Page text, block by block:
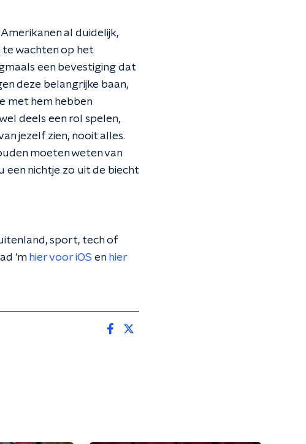
al duidelijk,
te wachten op het
een bevestiging dat
deze belangrijke baan,
met hem hebben
deels een rol spelen,
jezelf zien, nooit alles.
moeten weten van
een nichtje zo uit de biecht
sport, tech of
'm hier voor iOS en hier